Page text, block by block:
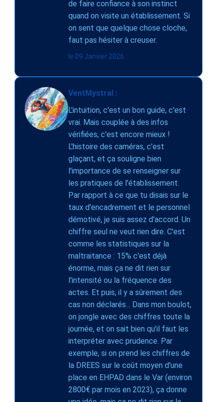
de faire confiance à son instinct
quand on visite un établissement. Si
on sent que quelque chose cloche,
faut pas hésiter à creuser.
le 09 Janvier 2026
VentMystral :
L'intuition, c'est un bon guide, c'est
vrai. Mais couplée à des infos
vérifiées, c'est encore mieux !
L'histoire des caméras, c'est
glaçant, et ça souligne bien
l'importance de se renseigner sur
les pratiques de l'établissement.
Par rapport à ce que tu disais sur le
taux d'encadrement et le personnel
démotivé, je suis assez d'accord. Un
chiffre seul ne veut rien dire. C'est
comme les statistiques sur la
maltraitance : 15% c'est déjà
énorme, mais ça ne dit rien sur
l'intensité ou la fréquence des
actes. Et puis, il y a sûrement des
cas non déclarés... Dans mon boulot,
on jongle avec des chiffres toute la
journée, et on sait bien qu'il faut les
interpréter avec prudence. Par
exemple, si on prend les chiffres de
la DREES sur le coût moyen d'une
place en EHPAD dans le Var (environ
2800€ par mois en 2023), ça donne